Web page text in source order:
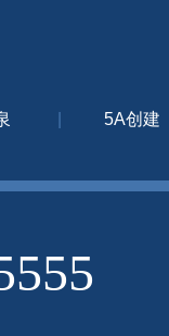
5A创建